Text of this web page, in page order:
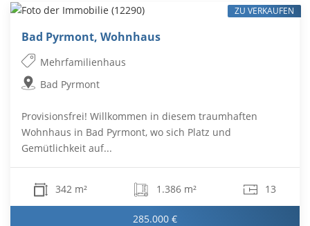
Bad Pyrmont, Wohnhaus
Mehrfamilienhaus
Bad Pyrmont
Provisionsfrei! Willkommen in diesem traumhaften
Wohnhaus in Bad Pyrmont, wo sich Platz und
Gemütlichkeit auf...
342 m² 1.386 m² 13
285.000 €
ZU VERKAUFEN